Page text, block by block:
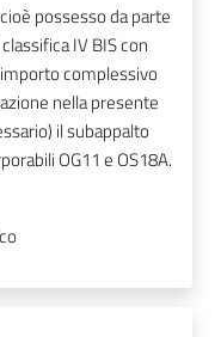
possesso da parte
IV BIS con
complessivo
nella presente
il subappalto
OG11 e OS18A.